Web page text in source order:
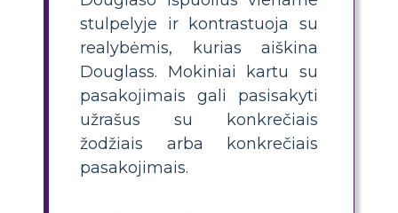
stulpelyje ir kontrastuoja su
realybėmis, kurias aiškina
Douglass. Mokiniai kartu su
pasakojimais gali pasisakyti
užrašus su konkrečiais
žodžiais arba konkrečiais
pasakojimais.